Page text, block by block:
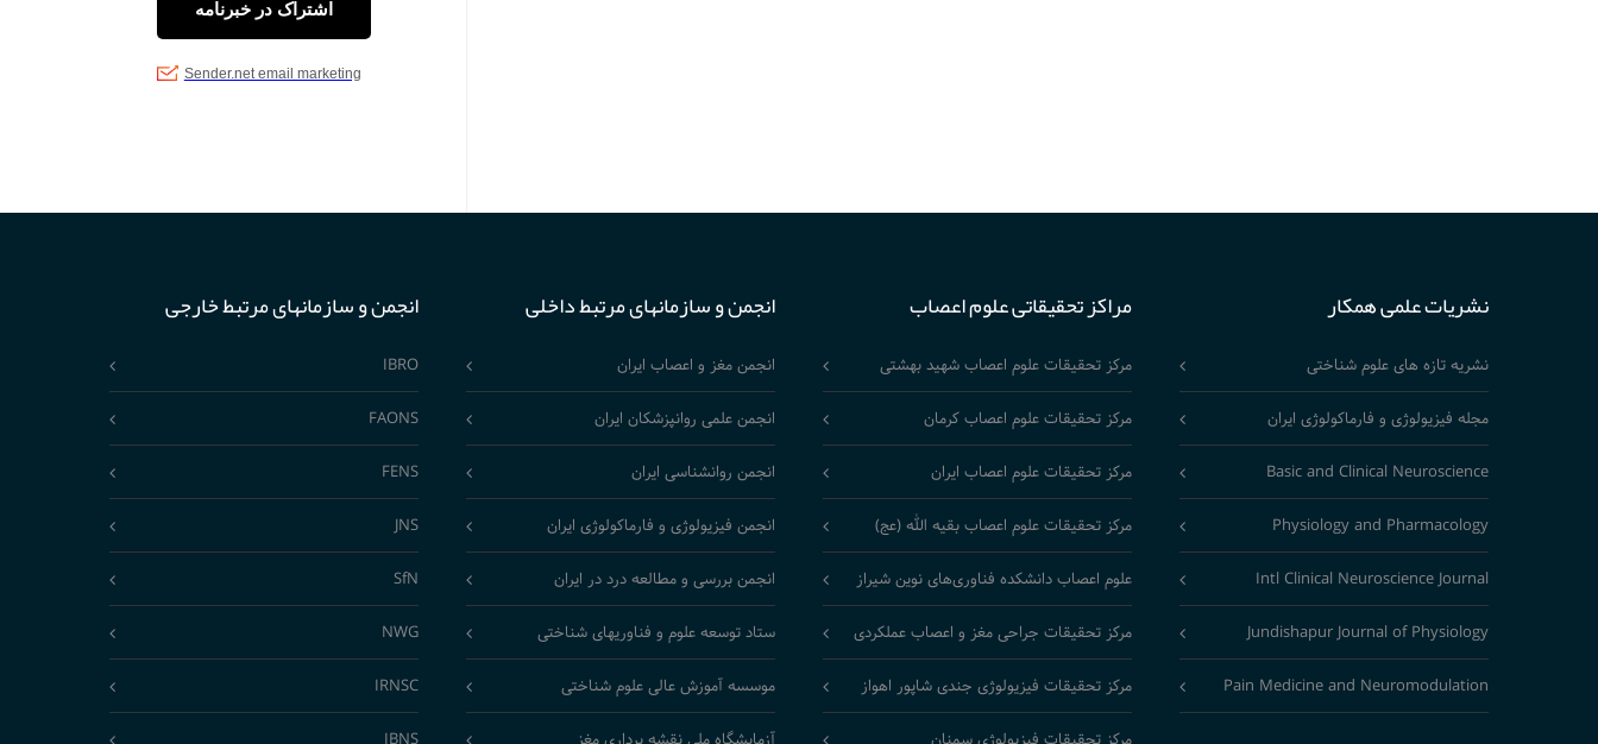
نشریات علمی همکار
نشریه تازه های علوم شناختی
مجله فیزیولوژی و فارماکولوژی ایران
Basic and Clinical Neuroscience
Physiology and Pharmacology
Intl Clinical Neuroscience Journal
Jundishapur Journal of Physiology
Pain Medicine and Neuromodulation
مراکز تحقیقاتی علوم اعصاب
مرکز تحقیقات علوم اعصاب شهید بهشتی
مرکز تحقیقات علوم اعصاب کرمان
مرکز تحقیقات علوم اعصاب ایران
مرکز تحقیقات علوم اعصاب بقیه الله (عج)
علوم اعصاب دانشکده فناوری‌های نوین شیراز
مرکز تحقیقات جراحی مغز و اعصاب عملکردی
مرکز تحقیقات فیزیولوژی جندی شاپور اهواز
مرکز تحقیقات فیزیولوژی سمنان
انجمن و سازمانهای مرتبط داخلی
انجمن مغز و اعصاب ایران
انجمن علمی روانپزشکان ایران
انجمن روانشناسی ایران
انجمن فیزیولوژی و فارماکولوژی ایران
انجمن بررسی و مطالعه درد در ایران
ستاد توسعه علوم و فناوریهای شناختی
موسسه آموزش عالی علوم شناختی
آزمایشگاه ملی نقشه برداری مغز
انجمن و سازمانهای مرتبط خارجی
IBRO
FAONS
FENS
JNS
SfN
NWG
IRNSC
IBNS